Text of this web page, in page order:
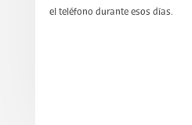
el teléfono durante esos días.